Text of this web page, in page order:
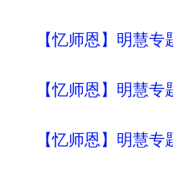
【忆师恩】明慧
【忆师恩】明慧
【忆师恩】明慧